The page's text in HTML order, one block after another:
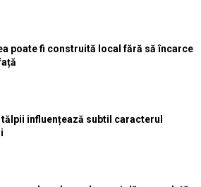
poate fi construită local fără să încarce
influențează subtil caracterul